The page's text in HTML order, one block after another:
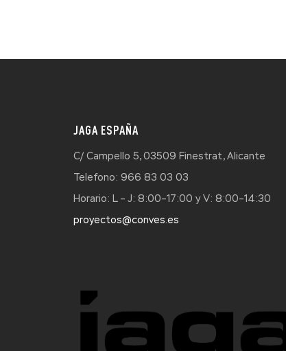
JAGA ESPAÑA
C/ Campello 5, 03509 Finestrat, Alicante
Telefono: 966 83 03 03
Horario: L – J: 8:00–17:00 y V: 8:00–14:30
proyectos@conves.es